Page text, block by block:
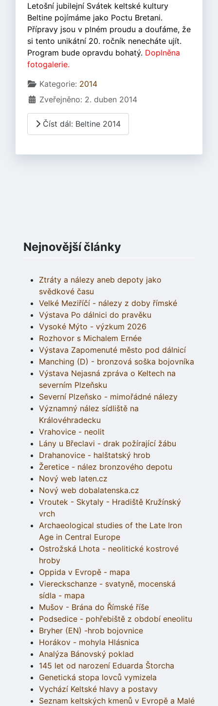
Letošní jubilejní Svátek keltské kultury
Beltine pojímáme jako Poctu Bretani.
Přípravy jsou v plném proudu a doufáme, že
si tento unikátní 20. ročník nenecháte ujít.
Program bude opravdu bohatý. Doplněna
fotogalerie.
Základní údaje
Kategorie: 2014
Zveřejněno: 2. duben 2014
Číst dál: Beltine 2014
Nejnovější články
Ztráty a nálezy aneb depoty jako
svědkové času
Velké Meziříčí - nálezy z doby římské
Výstava Po dálnici do pravěku
Vysoké Mýto - výzkum 2026
Rozhovor s Michalem Ernée
Výstava Zapomenuté město pod dálnicí
Manching (D) - bronzová soška bojovníka
Výstava Nejasná zpráva o Keltech na
severním Plzeňsku
Severní Plzeňsko - mimořádné nálezy
Významný nález sídliště na
Královéhradecku
Vrahovice - neolit
Lány u Břeclavi - drak požírající žábu
Drahanovice - halštatský hrob
Žeretice - nález bronzového depotu
Nový web laten.cz
Nový web dobalatenska.cz
Vroutek - Skytaly - Hradiště Kružínský
vrch
Archaeological studies of the Late Iron
Age in Central Europe
Ostrožská Lhota - neolitické kostrové
hroby
Oppida v Evropě - mapa
Viereckschanze - svatyně, mocenská
sídla - mapa
Mušov - Brána do Římské říše
Podsedice - pohřebiště z období eneolitu
Bryher (EN) -hrob bojovnice
Horákov - mohyla Hlásnica
Analýza Bánovský poklad
145 let od narození Eduarda Štorcha
Genetická stopa lovců vymizela
Vychází Keltské hlavy a postavy
Seznam keltských kmenů v Evropě a Malé